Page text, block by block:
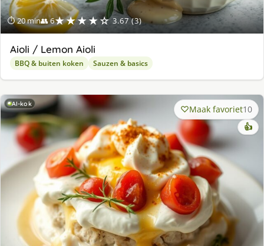
⏱ 20 min👥 6★★★★☆ 3.67 (3)
Aioli / Lemon Aioli
BBQ & buiten koken Sauzen & basics
AI-kok Maak favoriet10
👍